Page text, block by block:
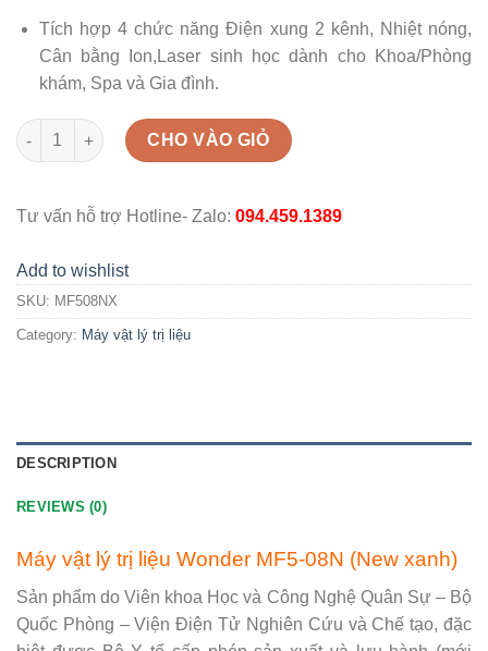
Tích hợp 4 chức năng Điện xung 2 kênh, Nhiệt nóng,
Cân bằng Ion,Laser sinh học dành cho Khoa/Phòng
khám, Spa và Gia đình.
Máy vật lý trị liệu Wonder MF5-08N (New xanh) quantity
CHO VÀO GIỎ
Tư vấn hỗ trợ Hotline- Zalo: 094.459.1389
Add to wishlist
SKU: MF508NX
Category: Máy vật lý trị liệu
DESCRIPTION
REVIEWS (0)
Máy vật lý trị liệu Wonder MF5-08N (New xanh)
Sản phẩm do Viên khoa Học và Công Nghệ Quân Sự – Bộ
Quốc Phòng – Viện Điện Tử Nghiên Cứu và Chế tạo, đặc